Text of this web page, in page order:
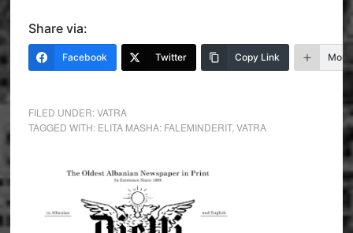
Share via:
Facebook Twitter Copy Link More
FILED UNDER:VATRA
TAGGED WITH: ELITA MASHA: FALEMINDERIT, VATRA